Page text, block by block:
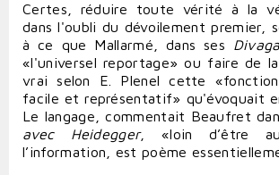
Certes, réduire toute vérité à la
dans l'oubli du dévoilement premier,
à ce que Mallarmé, dans ses
«l'universel reportage» ou faire de
vrai selon E. Plenel cette
facile et représentatif» qu'évoquait
Le langage, commentait Beaufret
avec Heidegger, «loin d’être
l’information, est poème